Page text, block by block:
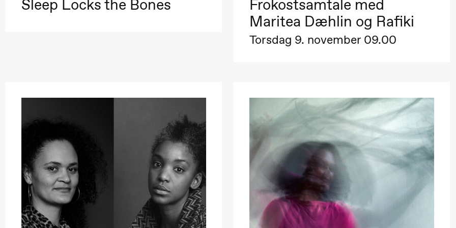
Box teater)
Maria Roll og
& Andreas Bolm
Oslo Sinfonietta /​
Ivar Furre Aam
crypt_ –
Pinquins & Kjersti
Alm Eriksen
Hi sida
Sleep Locks the Bones
Frokostsamtale med
Maritea Dæhlin og Rafiki
Torsdag 9. november 09.00